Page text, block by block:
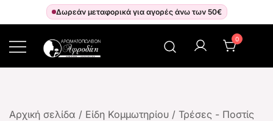
Δωρεάν μεταφορικά για αγορές άνω των 50€
0
Αρχική σελίδα / Είδη Κομμωτηρίου / Τρέσες - Ποστίς